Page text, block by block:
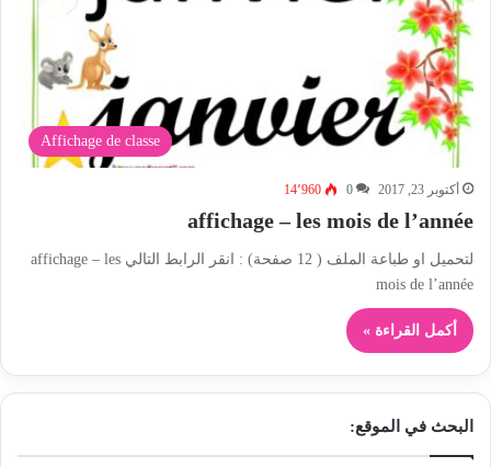
Affichage de classe
أكتوبر 23, 2017 0 14٬960
affichage – les mois de l’année
لتحميل او طباعة الملف ( 12 صفحة) : انقر الرابط التالي affichage – les
mois de l’année
أكمل القراءة »
البحث في الموقع: